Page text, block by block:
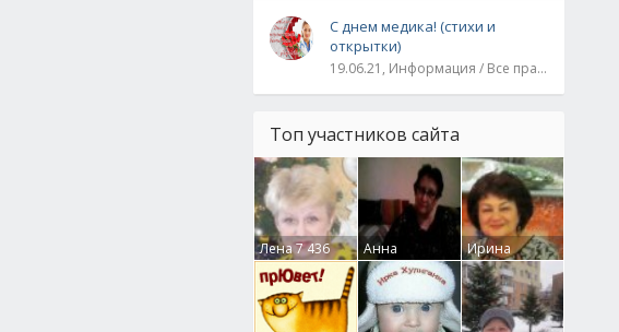
С днем медика! (стихи и
открытки)
19.06.21, Информация / Все праздники
Топ участников сайта
Лена7 436
Анна
Гумлевая0
Ирина
Бруцкая41